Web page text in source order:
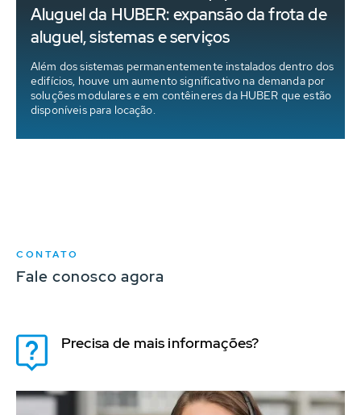
Aluguel da HUBER: expansão da frota de
aluguel, sistemas e serviços
Além dos sistemas permanentemente instalados dentro dos
edifícios, houve um aumento significativo na demanda por
soluções modulares e em contêineres da HUBER que estão
disponíveis para locação.
CONTATO
Fale conosco agora
Precisa de mais informações?